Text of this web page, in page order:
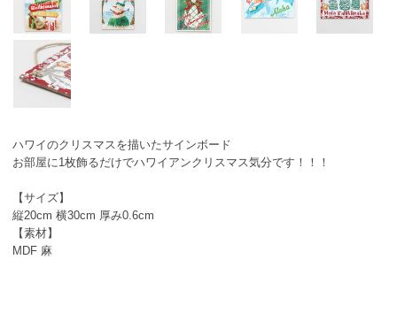
ハワイのクリスマスを描いたサインボード
お部屋に1枚飾るだけでハワイアンクリスマス気分です！！！
【サイズ】
縦20cm 横30cm 厚み0.6cm
【素材】
MDF 麻